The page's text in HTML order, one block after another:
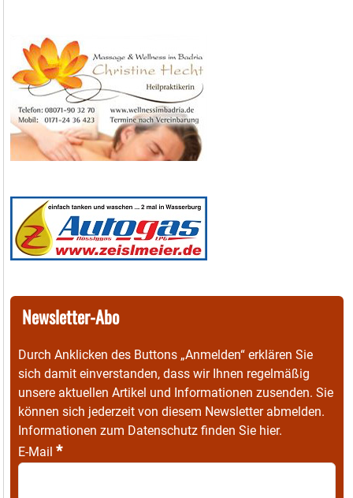
Newsletter-Abo
Durch Anklicken des Buttons „Anmelden“ erklären Sie
sich damit einverstanden, dass wir Ihnen regelmäßig
unsere aktuellen Artikel und Informationen zusenden. Sie
können sich jederzeit von diesem Newsletter abmelden.
Informationen zum Datenschutz finden Sie hier.
E-Mail *